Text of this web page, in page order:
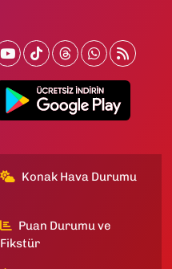
Konak Hava Durumu
Puan Durumu ve
Fikstür